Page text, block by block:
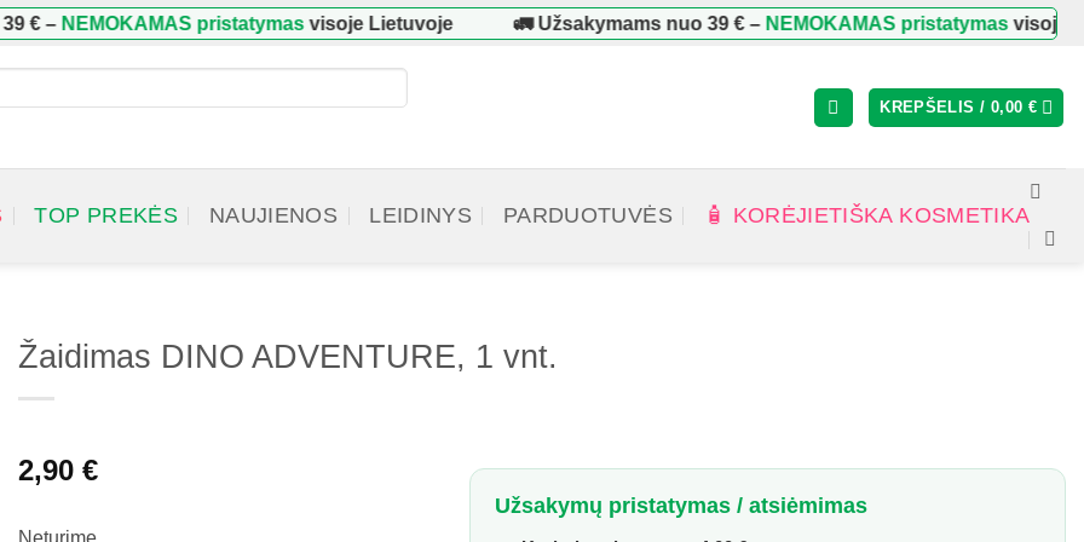
€–NEMOKAMAS pristatymasvisoje Lietuvoje 🚛 Užsakymams nuo39 €–NEMOKAMAS pristatymasvisoje
KREPŠELIS / 0,00 €
TOP PREKĖS NAUJIENOS LEIDINYS PARDUOTUVĖS 🧴 KORĖJIETIŠKA KOSMETIKA
Žaidimas DINO ADVENTURE, 1 vnt.
2,90 €
Užsakymų pristatymas / atsiėmimas